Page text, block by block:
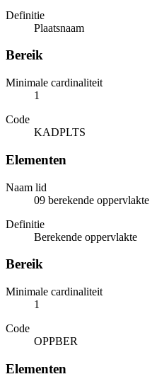
Definitie
Plaatsnaam
Bereik
Minimale cardinaliteit
1
Code
KADPLTS
Elementen
Naam lid
09 berekende oppervlakte
Definitie
Berekende oppervlakte
Bereik
Minimale cardinaliteit
1
Code
OPPBER
Elementen